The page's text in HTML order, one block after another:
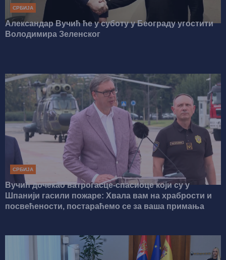
СРБИЈА
Александар Вучић ће у суботу у Београду угостити
Володимира Зеленског
СРБИЈА
Вучић дочекао ватрогасце-спасиоце који су у
Шпанији гасили пожаре: Хвала вам на храбрости и
посвећености, постараћемо се за ваша примања